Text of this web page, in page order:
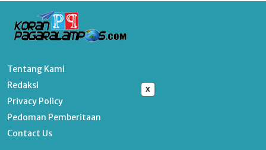
x
Tentang Kami
Redaksi
Privacy Policy
Pedoman Pemberitaan
Contact Us